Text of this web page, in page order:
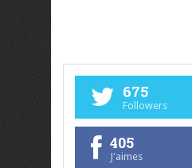
675
Followers
405
J'aimes